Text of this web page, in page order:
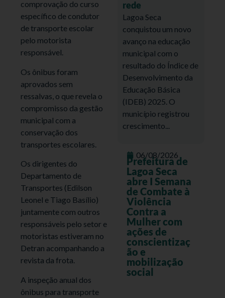
comprovação do curso
específico de condutor
de transporte escolar
pelo motorista
responsável.
Os ônibus foram
aprovados sem
ressalvas, o que revela o
compromisso da gestão
municipal com a
conservação dos
transportes escolares.
Os dirigentes do
Departamento de
Transportes (Edilson
Leonel e Tiago Basílio)
juntamente com outros
responsáveis pelo setor e
motoristas estiveram no
Detran acompanhando a
revista da frota.
A inspeção anual dos
ônibus para transporte
rede
Lagoa Seca
conquistou um novo
avanço na educação
municipal com o
resultado do Índice de
Desenvolvimento da
Educação Básica
(IDEB) 2025. O
município registrou
crescimento...
06/08/2026
Prefeitura de
Lagoa Seca
abre I Semana
de Combate à
Violência
Contra a
Mulher com
ações de
conscientizaç
ão e
mobilização
social